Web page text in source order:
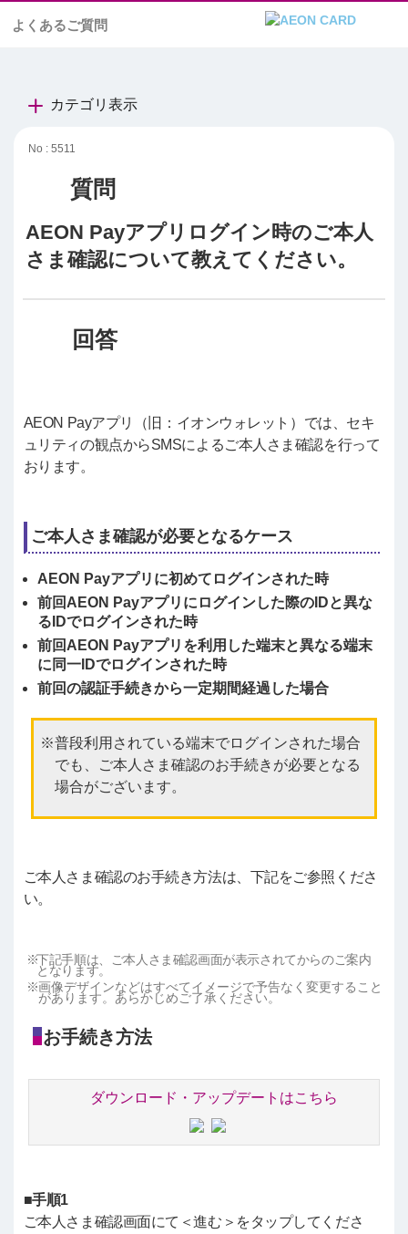
よくあるご質問
カテゴリ表示
No : 5511
AEON Payアプリログイン時のご本人
さま確認について教えてください。
AEON Payアプリ（旧：イオンウォレット）では、セキ
ュリティの観点からSMSによるご本人さま確認を行って
おります。
ご本人さま確認が必要となるケース
AEON Payアプリに初めてログインされた時
前回AEON Payアプリにログインした際のIDと異な
るIDでログインされた時
前回AEON Payアプリを利用した端末と異なる端末
に同一IDでログインされた時
前回の認証手続きから一定期間経過した場合
普段利用されている端末でログインされた場合
でも、ご本人さま確認のお手続きが必要となる
場合がございます。
ご本人さま確認のお手続き方法は、下記をご参照くださ
い。
下記手順は、ご本人さま確認画面が表示されてからのご案内
となります。
画像デザインなどはすべてイメージで予告なく変更すること
があります。あらかじめご了承ください。
お手続き方法
ダウンロード・アップデートはこちら
■手順1
ご本人さま確認画面にて＜進む＞をタップしてくださ